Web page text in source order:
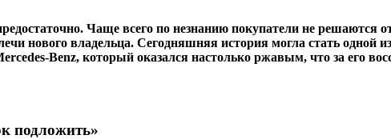
Чаще всего по незнанию покупатели не решаются
нового владельца. Сегодняшняя история могла стать одной
Benz, который оказался настолько ржавым, что за его
подложить»